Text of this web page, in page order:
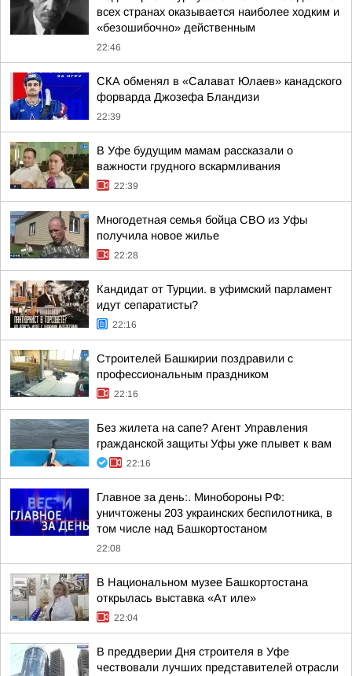
всех странах оказывается наиболее ходким и
«безошибочно» действенным
22:46
СКА обменял в «Салават Юлаев» канадского
форварда Джозефа Бландизи
22:39
В Уфе будущим мамам рассказали о
важности грудного вскармливания
22:39
Многодетная семья бойца СВО из Уфы
получила новое жилье
22:28
Кандидат от Турции. в уфимский парламент
идут сепаратисты?
22:16
Строителей Башкирии поздравили с
профессиональным праздником
22:16
Без жилета на сапе? Агент Управления
гражданской защиты Уфы уже плывет к вам
22:16
Главное за день:. Минобороны РФ:
уничтожены 203 украинских беспилотника, в
том числе над Башкортостаном
22:08
В Национальном музее Башкортостана
открылась выставка «Ат иле»
22:04
В преддверии Дня строителя в Уфе
чествовали лучших представителей отрасли